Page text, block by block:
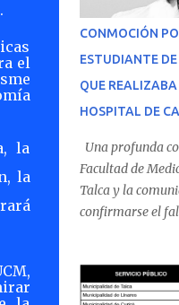
el
la
la
CONMOCIÓN
ESTUDIANTE
QUE
HOSPITAL DE
Una profunda
Facultad de
Talca y la
confirmarse el
Cauquenes. De
conocidos, el